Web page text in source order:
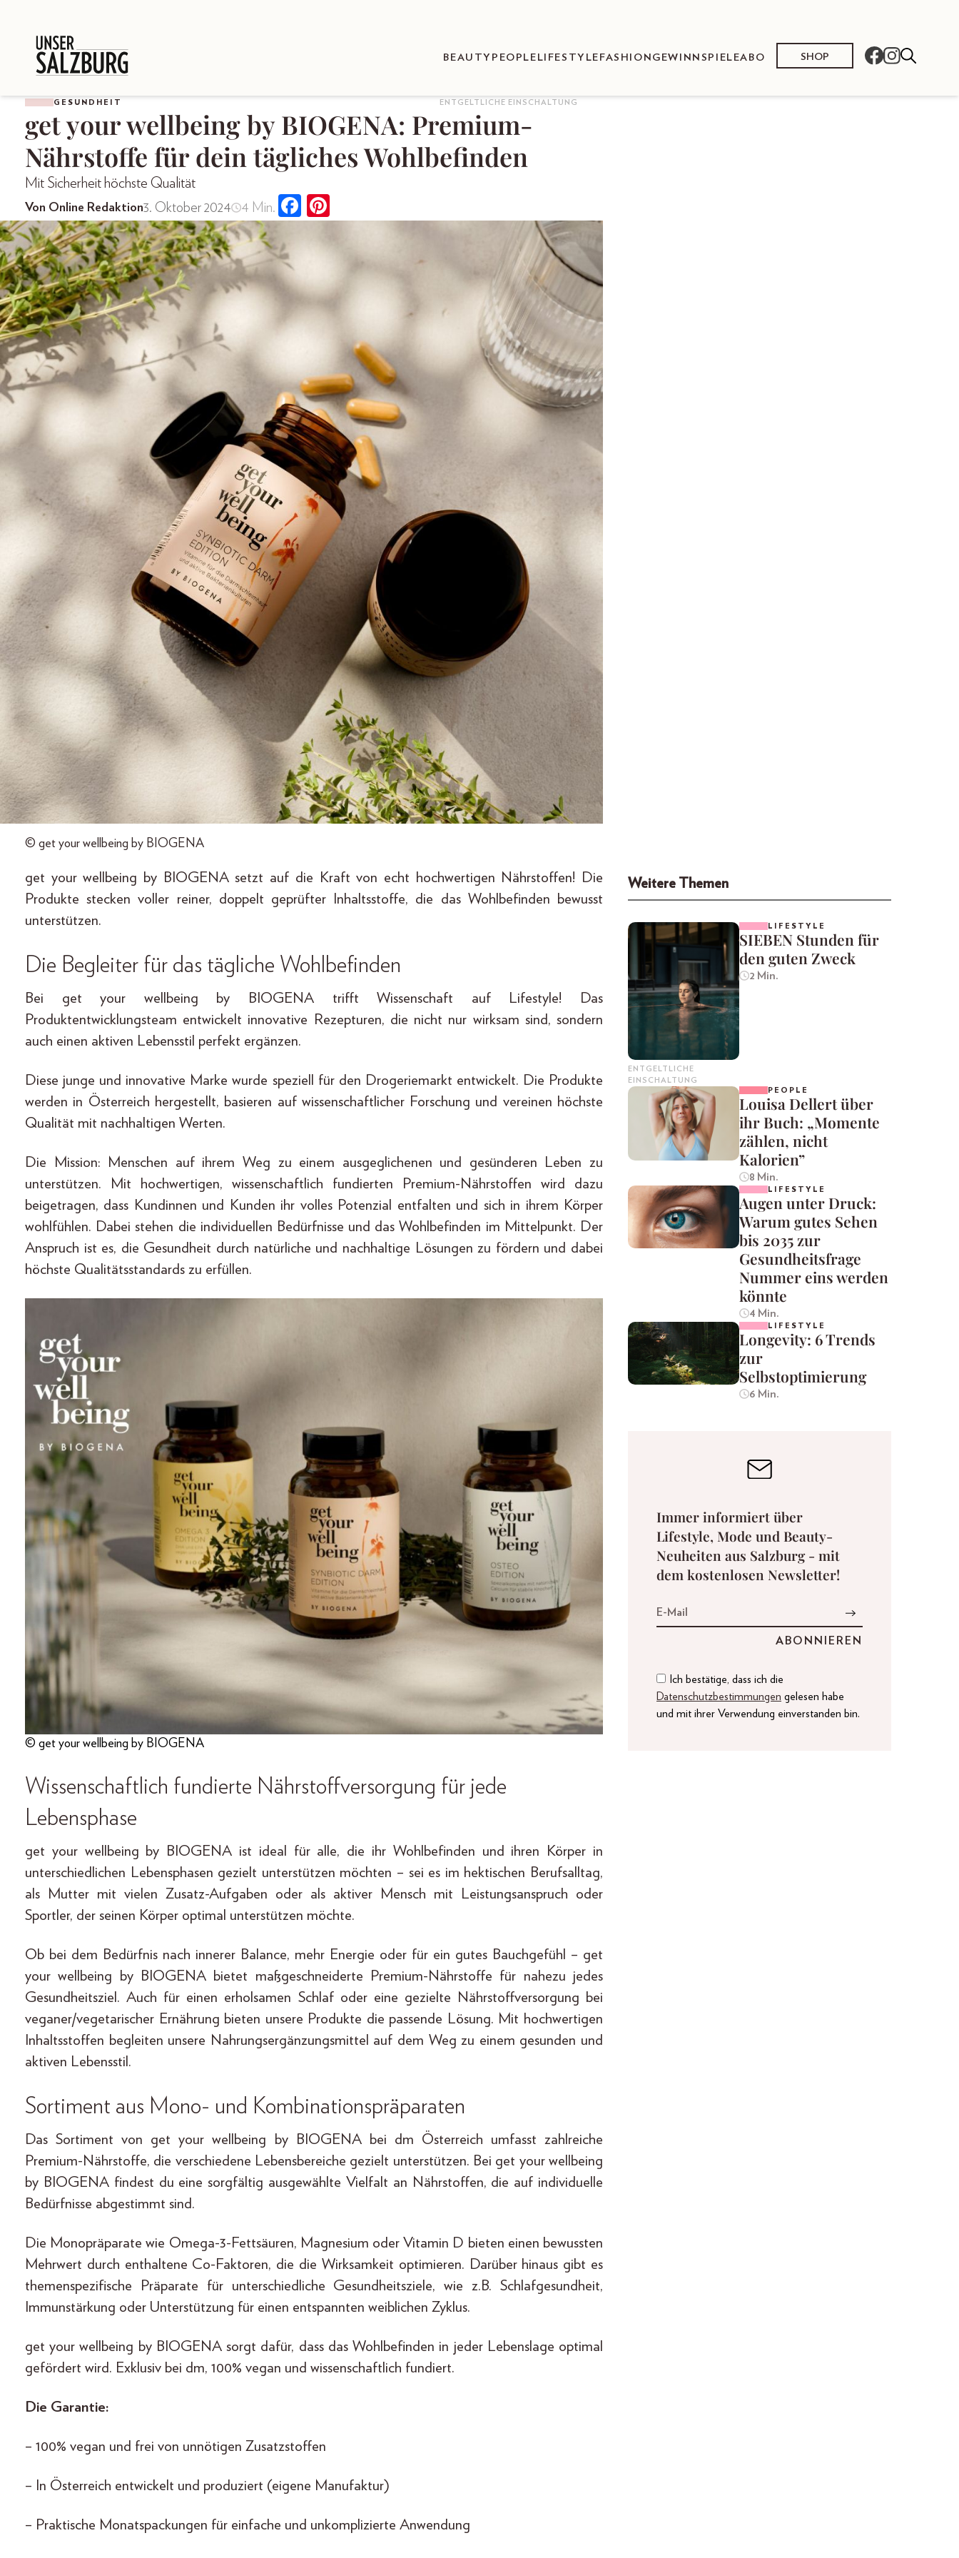
BEAUTY PEOPLE LIFESTYLE FASHION GEWINNSPIELEABO SHOP
GESUNDHEIT ENTGELTLICHE EINSCHALTUNG
get your wellbeing by BIOGENA: Premium-
Nährstoffe für dein tägliches Wohlbefinden
Mit Sicherheit höchste Qualität
Von Online Redaktion3. Oktober 2024 4 Min.
© get your wellbeing by BIOGENA
get your wellbeing by BIOGENA setzt auf die Kraft von echt hochwertigen Nährstoffen! Die
Produkte stecken voller reiner, doppelt geprüfter Inhaltsstoffe, die das Wohlbefinden bewusst
unterstützen.
Die Begleiter für das tägliche Wohlbefinden
Bei get your wellbeing by BIOGENA trifft Wissenschaft auf Lifestyle! Das
Produktentwicklungsteam entwickelt innovative Rezepturen, die nicht nur wirksam sind, sondern
auch einen aktiven Lebensstil perfekt ergänzen.
Diese junge und innovative Marke wurde speziell für den Drogeriemarkt entwickelt. Die Produkte
werden in Österreich hergestellt, basieren auf wissenschaftlicher Forschung und vereinen höchste
Qualität mit nachhaltigen Werten.
Die Mission: Menschen auf ihrem Weg zu einem ausgeglichenen und gesünderen Leben zu
unterstützen. Mit hochwertigen, wissenschaftlich fundierten Premium-Nährstoffen wird dazu
beigetragen, dass Kundinnen und Kunden ihr volles Potenzial entfalten und sich in ihrem Körper
wohlfühlen. Dabei stehen die individuellen Bedürfnisse und das Wohlbefinden im Mittelpunkt. Der
Anspruch ist es, die Gesundheit durch natürliche und nachhaltige Lösungen zu fördern und dabei
höchste Qualitätsstandards zu erfüllen.
© get your wellbeing by BIOGENA
Wissenschaftlich fundierte Nährstoffversorgung für jede
Lebensphase
get your wellbeing by BIOGENA ist ideal für alle, die ihr Wohlbefinden und ihren Körper in
unterschiedlichen Lebensphasen gezielt unterstützen möchten – sei es im hektischen Berufsalltag,
als Mutter mit vielen Zusatz-Aufgaben oder als aktiver Mensch mit Leistungsanspruch oder
Sportler, der seinen Körper optimal unterstützen möchte.
Ob bei dem Bedürfnis nach innerer Balance, mehr Energie oder für ein gutes Bauchgefühl – get
your wellbeing by BIOGENA bietet maßgeschneiderte Premium-Nährstoffe für nahezu jedes
Gesundheitsziel. Auch für einen erholsamen Schlaf oder eine gezielte Nährstoffversorgung bei
veganer/vegetarischer Ernährung bieten unsere Produkte die passende Lösung. Mit hochwertigen
Inhaltsstoffen begleiten unsere Nahrungsergänzungsmittel auf dem Weg zu einem gesunden und
aktiven Lebensstil.
Sortiment aus Mono- und Kombinationspräparaten
Das Sortiment von get your wellbeing by BIOGENA bei dm Österreich umfasst zahlreiche
Premium-Nährstoffe, die verschiedene Lebensbereiche gezielt unterstützen. Bei get your wellbeing
by BIOGENA findest du eine sorgfältig ausgewählte Vielfalt an Nährstoffen, die auf individuelle
Bedürfnisse abgestimmt sind.
Die Monopräparate wie Omega-3-Fettsäuren, Magnesium oder Vitamin D bieten einen bewussten
Mehrwert durch enthaltene Co-Faktoren, die die Wirksamkeit optimieren. Darüber hinaus gibt es
themenspezifische Präparate für unterschiedliche Gesundheitsziele, wie z.B. Schlafgesundheit,
Immunstärkung oder Unterstützung für einen entspannten weiblichen Zyklus.
get your wellbeing by BIOGENA sorgt dafür, dass das Wohlbefinden in jeder Lebenslage optimal
gefördert wird. Exklusiv bei dm, 100% vegan und wissenschaftlich fundiert.
Die Garantie:
– 100% vegan und frei von unnötigen Zusatzstoffen
– In Österreich entwickelt und produziert (eigene Manufaktur)
– Praktische Monatspackungen für einfache und unkomplizierte Anwendung
Weitere Themen
ENTGELTLICHE
EINSCHALTUNG
LIFESTYLE
SIEBEN Stunden für
den guten Zweck
2 Min.
PEOPLE
Louisa Dellert über
ihr Buch: „Momente
zählen, nicht
Kalorien”
8 Min.
LIFESTYLE
Augen unter Druck:
Warum gutes Sehen
bis 2035 zur
Gesundheitsfrage
Nummer eins werden
könnte
4 Min.
LIFESTYLE
Longevity: 6 Trends
zur
Selbstoptimierung
6 Min.
Immer informiert über
Lifestyle, Mode und Beauty-
Neuheiten aus Salzburg - mit
dem kostenlosen Newsletter!
Ich bestätige, dass ich die
Datenschutzbestimmungen gelesen habe
und mit ihrer Verwendung einverstanden bin.